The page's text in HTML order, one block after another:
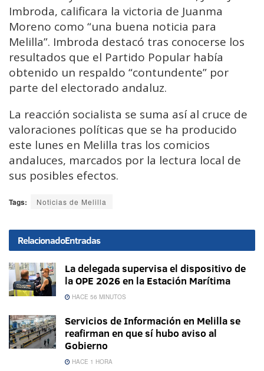
Imbroda, calificara la victoria de Juanma
Moreno como “una buena noticia para
Melilla”. Imbroda destacó tras conocerse los
resultados que el Partido Popular había
obtenido un respaldo “contundente” por
parte del electorado andaluz.
La reacción socialista se suma así al cruce de
valoraciones políticas que se ha producido
este lunes en Melilla tras los comicios
andaluces, marcados por la lectura local de
sus posibles efectos.
Tags: Noticias de Melilla
RelacionadoEntradas
La delegada supervisa el dispositivo de
la OPE 2026 en la Estación Marítima
HACE 56 MINUTOS
Servicios de Información en Melilla se
reafirman en que sí hubo aviso al
Gobierno
HACE 1 HORA